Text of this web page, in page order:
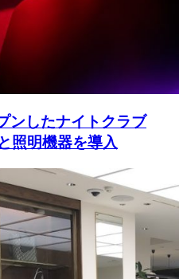
ンしたナイトクラブ
照明機器を導入